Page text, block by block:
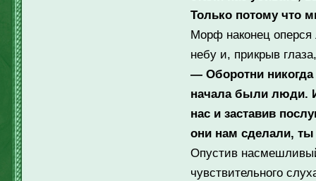
Только потому что
Морф наконец оперся
небу и, прикрыв
— Оборотни
начала были люди.
нас и заставив
они нам сделали,
Опустив
чувствительного